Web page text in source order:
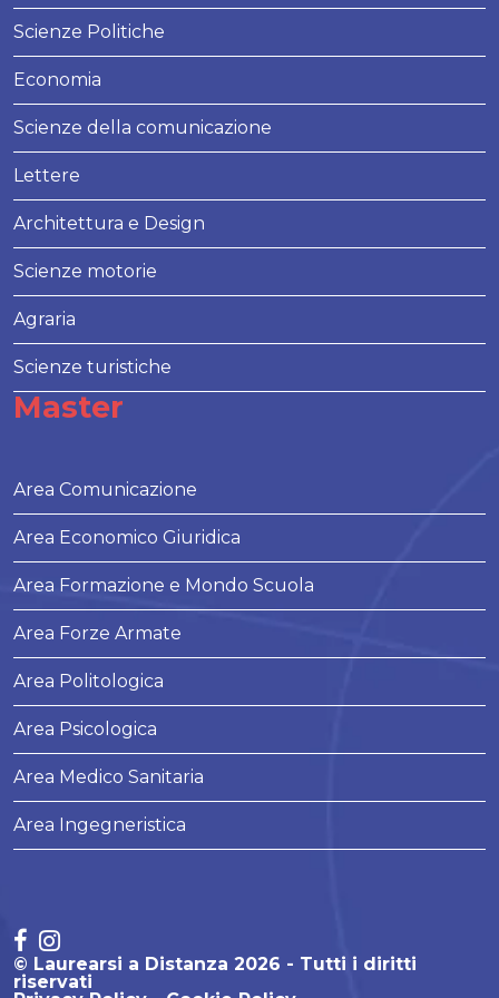
Scienze Politiche
Economia
Scienze della comunicazione
Lettere
Architettura e Design
Scienze motorie
Agraria
Scienze turistiche
Master
Area Comunicazione
Area Economico Giuridica
Area Formazione e Mondo Scuola
Area Forze Armate
Area Politologica
Area Psicologica
Area Medico Sanitaria
Area Ingegneristica
© Laurearsi a Distanza 2026 - Tutti i diritti
riservati